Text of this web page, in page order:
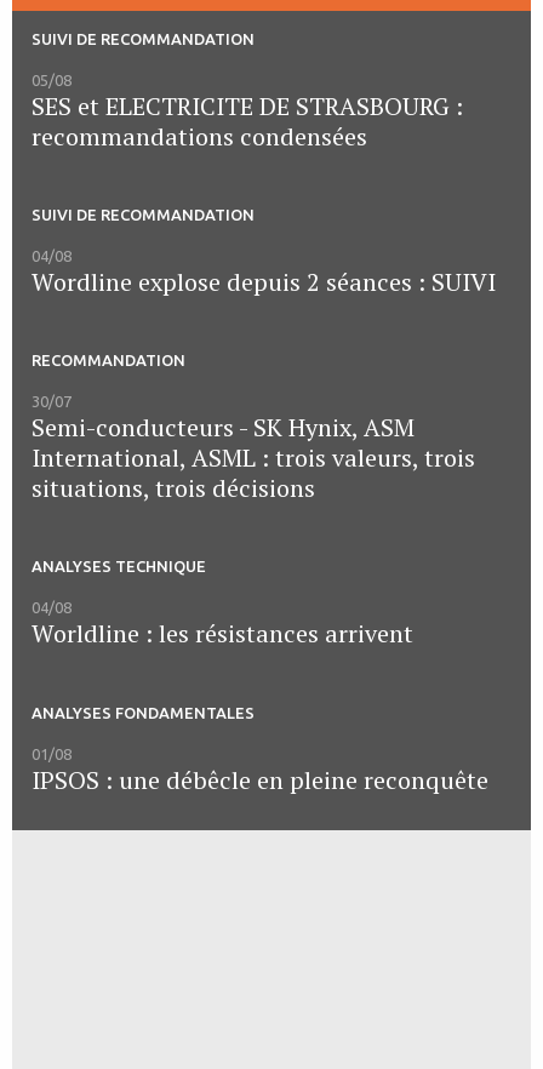
SUIVI DE RECOMMANDATION
05/08
SES et ELECTRICITE DE STRASBOURG :
recommandations condensées
SUIVI DE RECOMMANDATION
04/08
Wordline explose depuis 2 séances : SUIVI
RECOMMANDATION
30/07
Semi-conducteurs - SK Hynix, ASM
International, ASML : trois valeurs, trois
situations, trois décisions
ANALYSES TECHNIQUE
04/08
Worldline : les résistances arrivent
ANALYSES FONDAMENTALES
01/08
IPSOS : une débêcle en pleine reconquête